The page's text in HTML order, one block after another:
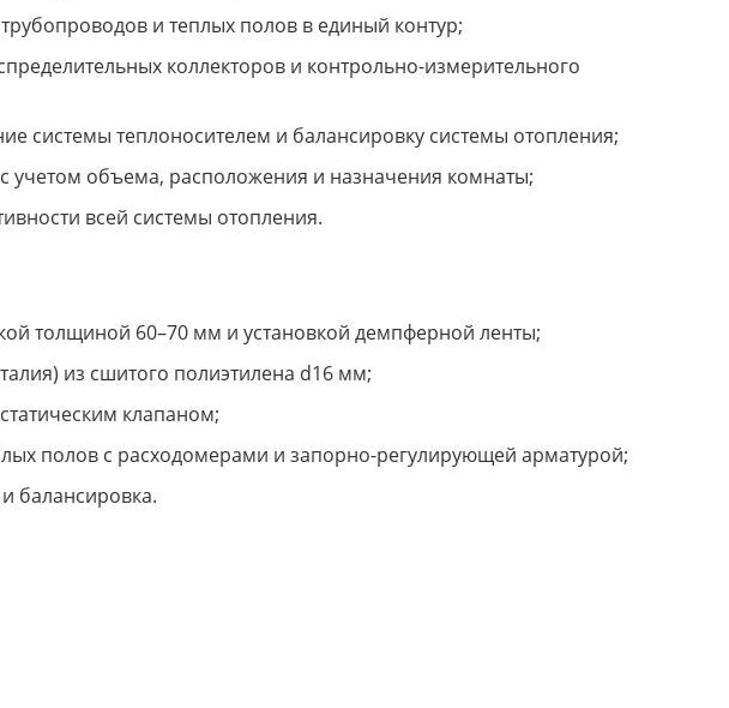
и теплых полов в единый контур;
коллекторов и контрольно-измерительного
системы теплоносителем и балансировку системы отопления;
учетом объема, расположения и назначения комнаты;
всей системы отопления.
толщиной 60–70 мм и установкой демпферной ленты;
из сшитого полиэтилена d16 мм;
клапаном;
полов с расходомерами и запорно-регулирующей арматурой;
балансировка.